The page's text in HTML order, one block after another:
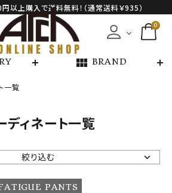
上購入で送料無料！（通常送料￥935）
0
view_module BRAND
一覧
ディネート一覧
絞り込む
PANTS